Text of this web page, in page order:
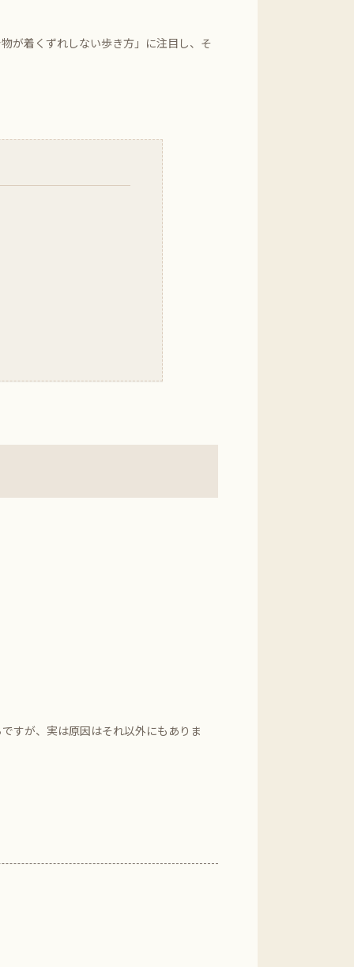
が着くずれしない歩き方」に注目し、そ
すが、実は原因はそれ以外にもありま